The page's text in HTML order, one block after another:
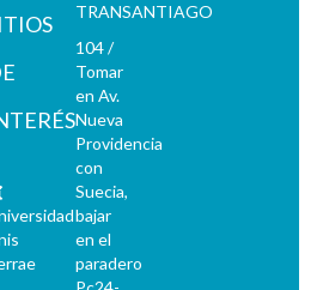
TRANSANTIAGO
104 /
Tomar
en Av.
Nueva
Providencia
con
Suecia,
bajar
en el
paradero